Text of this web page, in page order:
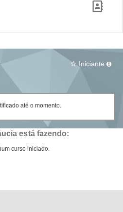
star_border Iniciante
até o momento.
está fazendo:
curso iniciado.